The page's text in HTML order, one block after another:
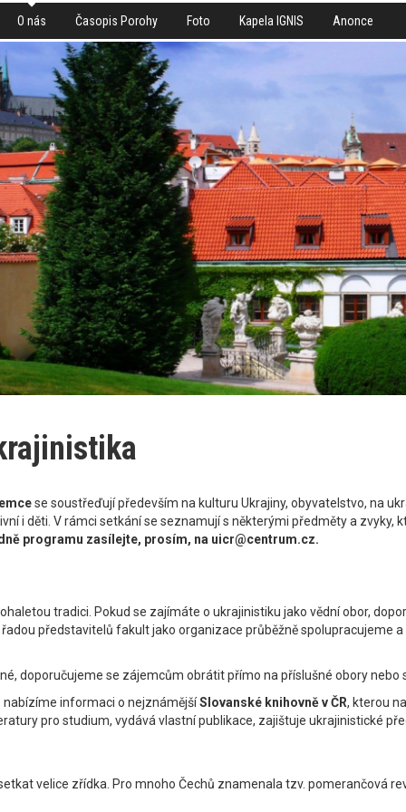
O nás Časopis Porohy Foto Kapela IGNIS Anonce
se soustřeďují především na kulturu Ukrajiny, obyvatelstvo, na
i děti. V rámci setkání se seznamují s některými předměty a zvyky,
programu zasílejte, prosím, na uicr@centrum.cz.
tradici. Pokud se zajímáte o ukrajinistiku jako vědní obor,
řadou představitelů fakult jako organizace průběžně spolupracujeme
doporučujeme se zájemcům obrátit přímo na příslušné obory nebo
nabízíme informaci o nejznámějšíSlovanské knihovně v ČR, kterou
pro studium, vydává vlastní publikace, zajištuje ukrajinistické
velice zřídka. Pro mnoho Čechů znamenala tzv. pomerančová